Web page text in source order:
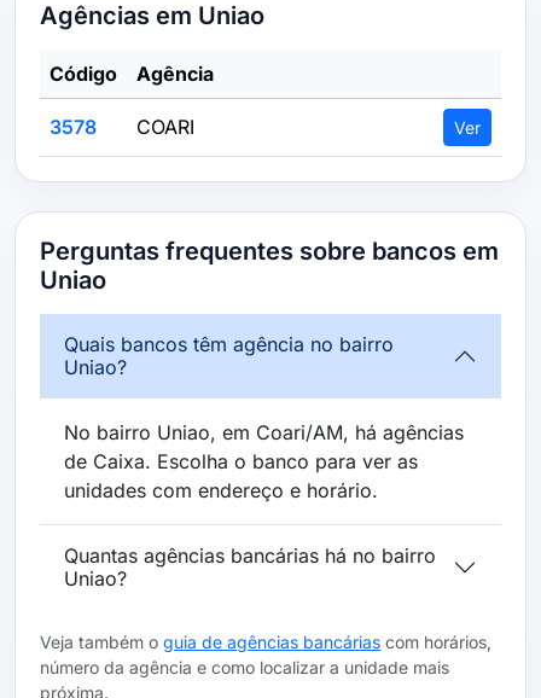
Agências em Uniao
Código Agência
3578 COARI Ver
Perguntas frequentes sobre bancos em
Uniao
Quais bancos têm agência no bairro
Uniao?
No bairro Uniao, em Coari/AM, há agências
de Caixa. Escolha o banco para ver as
unidades com endereço e horário.
Quantas agências bancárias há no bairro
Uniao?
Veja também o guia de agências bancárias com horários,
número da agência e como localizar a unidade mais
próxima.